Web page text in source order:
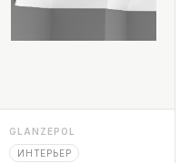
GLANZEPOL
ИНТЕРЬЕР